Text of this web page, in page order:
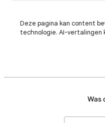
Deze pagina kan content
technologie. AI-vertalingen
Was